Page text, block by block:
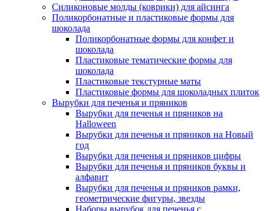
Силиконовые молды (коврики) для айсинга
Поликорбонатные и пластиковые формы для
шоколада
Поликорбонатные формы для конфет и
шоколада
Пластиковые тематические формы для
шоколада
Пластиковые текстурные маты
Пластиковые формы для шоколадных плиток
Вырубки для печенья и пряников
Вырубки для печенья и пряников на
Halloween
Вырубки для печенья и пряников на Новый
год
Вырубки для печенья и пряников цифры
Вырубки для печенья и пряников буквы и
алфавит
Вырубки для печенья и пряников рамки,
геометрические фигуры, звезды
Наборы вырубок для печенья с